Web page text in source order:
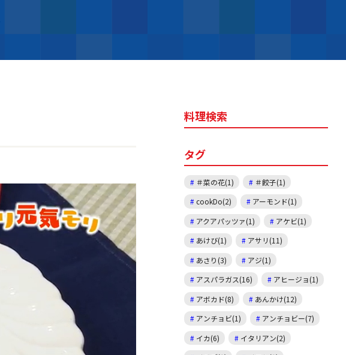
料理検索
タグ
＃菜の花(1)
＃餃子(1)
cookDo(2)
アーモンド(1)
アクアパッツァ(1)
アケビ(1)
あけび(1)
アサリ(11)
あさり(3)
アジ(1)
アスパラガス(16)
アヒージョ(1)
アボカド(8)
あんかけ(12)
アンチョビ(1)
アンチョビー(7)
イカ(6)
イタリアン(2)